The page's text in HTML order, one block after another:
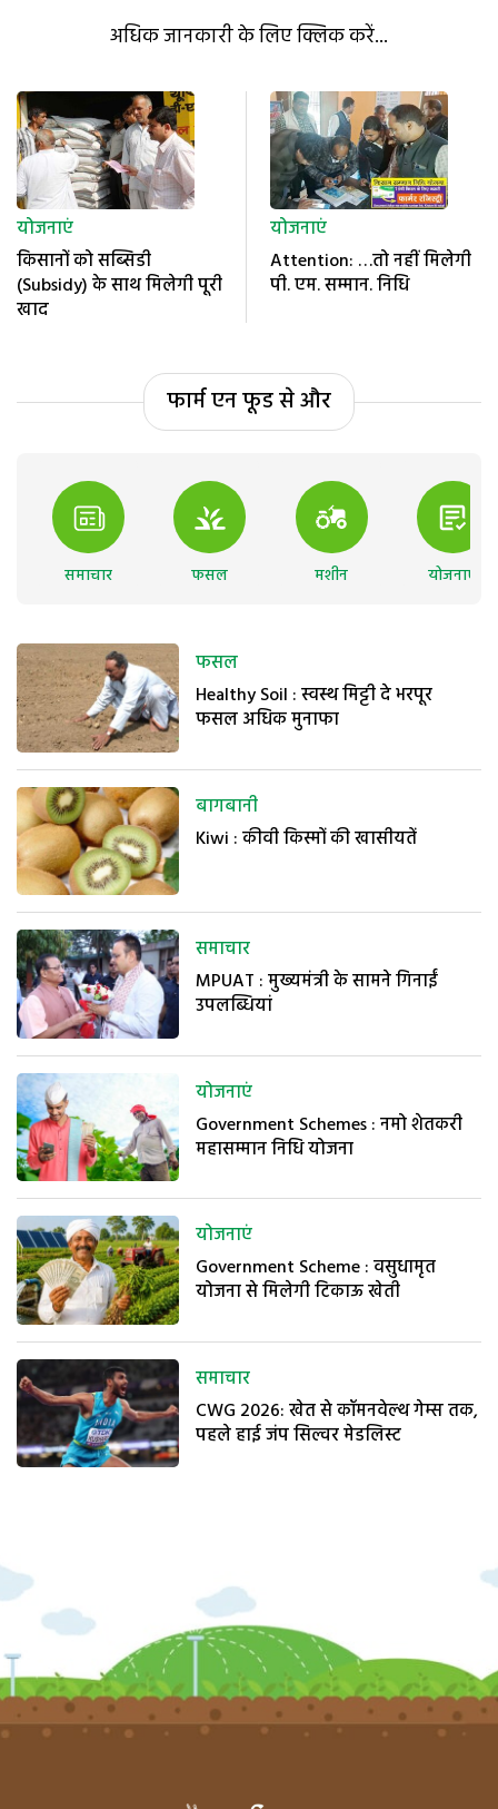
अधिक जानकारी के लिए क्लिक करें...
योजनाएं
किसानों को सब्सिडी
(Subsidy) के साथ मिलेगी पूरी
खाद
योजनाएं
Attention: …तो नहीं मिलेगी
पी. एम. सम्मान. निधि
फार्म एन फूड से और
समाचार फसल मशीन योजनाएं
फसल
Healthy Soil : स्वस्थ मिट्टी दे भरपूर
फसल अधिक मुनाफा
बागबानी
Kiwi : कीवी किस्मों की खासीयतें
समाचार
MPUAT : मुख्यमंत्री के सामने गिनाईं
उपलब्धियां
योजनाएं
Government Schemes : नमो शेतकरी
महासम्मान निधि योजना
योजनाएं
Government Scheme : वसुधामृत
योजना से मिलेगी टिकाऊ खेती
समाचार
CWG 2026: खेत से कॉमनवेल्थ गेम्स तक,
पहले हाई जंप सिल्वर मेडलिस्ट